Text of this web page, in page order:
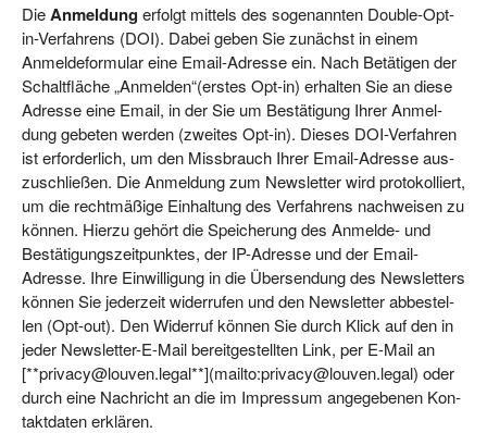
DieAnmel­dungerfolgt mit­tels des soge­nann­ten Dou­ble-Opt-
in-Ver­fah­rens (DOI). Dabei geben Sie zunächst in einem
Anmel­de­for­mu­lar eine Email-Adres­se ein. Nach Betä­ti­gen der
Schalt­flä­che „Anmelden“(erstes Opt-in) erhal­ten Sie an die­se
Adres­se eine Email, in der Sie um Bestä­ti­gung Ihrer Anmel­
dung gebe­ten wer­den (zwei­tes Opt-in). Die­ses DOI-Ver­fah­ren
ist erfor­der­lich, um den Miss­brauch Ihrer Email-Adres­se aus­
zu­schlie­ßen. Die Anmel­dung zum News­let­ter wird pro­to­kol­liert,
um die recht­mä­ßi­ge Ein­hal­tung des Ver­fah­rens nach­wei­sen zu
kön­nen. Hier­zu gehört die Spei­che­rung des Anmel­de- und
Bestä­ti­gungs­zeit­punk­tes, der IP-Adres­se und der Email-
Adres­se. Ihre Ein­wil­li­gung in die Über­sen­dung des News­let­ters
kön­nen Sie jeder­zeit wider­ru­fen und den News­let­ter abbe­stel­
len (Opt-out). Den Wider­ruf kön­nen Sie durch Klick auf den in
jeder News­let­ter-E-Mail bereit­ge­stell­ten Link, per E‑Mail an
[**privacy@louven.legal**](mailto:privacy@louven.legal) oder
durch eine Nach­richt an die im Impres­sum ange­ge­be­nen Kon­
takt­da­ten erklären.